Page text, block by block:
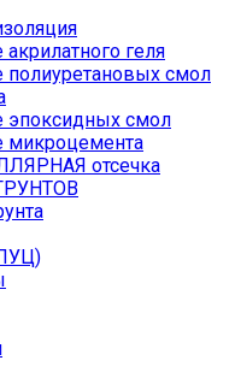
геля
полиуретановых смол
эпоксидных смол
микроцемента
отсечка